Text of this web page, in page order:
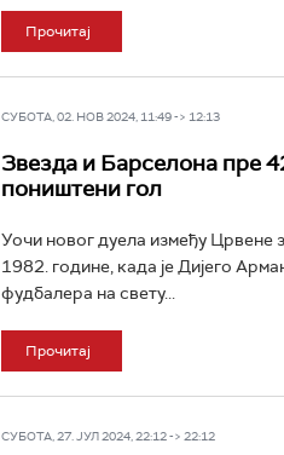
Прочитај
СУБОТА, 02. НОВ 2024, 11:49 -> 12:13
Звезда и Барселона пре
поништени гол
Уочи новог дуела између Црвене
1982. године, када је Дијего
фудбалера на свету...
Прочитај
СУБОТА, 27. ЈУЛ 2024, 22:12 -> 22:12